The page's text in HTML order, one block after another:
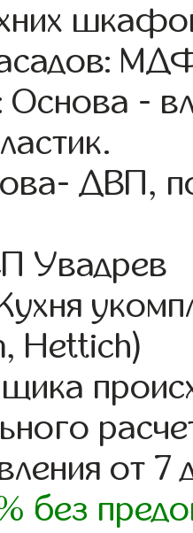
Основа -
ДВП,
Увадрев
Hettich)
от 7
без